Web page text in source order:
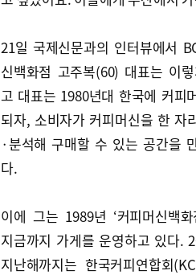
21일 국제신문과의 인터뷰에서
신백화점 고주복(60) 대표는 이
고 대표는 1980년대 한국에 커피
되자, 소비자가 커피머신을 한 자
·분석해 구매할 수 있는 공간을
다.
이에 그는 1989년 ‘커피머신백화
지금까지 가게를 운영하고 있다.
지난해까지는 한국커피연합회